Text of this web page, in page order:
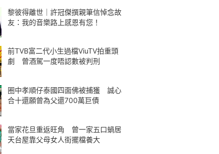
黎彼得離世｜許冠傑撰親筆信悼念故
友：我的音樂路上感恩有您！
前TVB富二代小生過檔ViuTV拍重頭
劇 曾酒駕一度唔認數被判刑
圈中孝順仔泰國四面佛被捕獲 誠心
合十還願曾為父還700萬巨債
當家花旦重返旺角 曾一家五口蝸居
天台屋靠父母女人街擺檔養大